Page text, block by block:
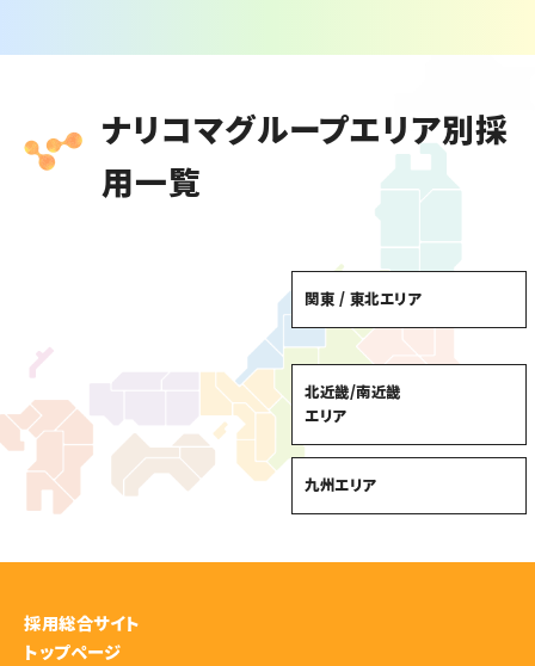
ナリコマグループエリア別採
用一覧
関東 / 東北エリア
北近畿/南近畿
エリア
九州エリア
採用総合サイト
トップページ